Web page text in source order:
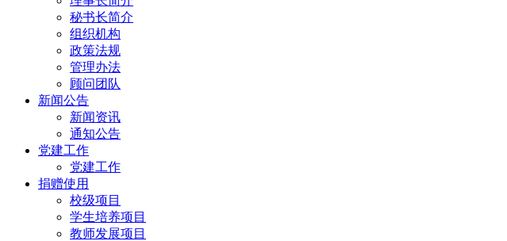
秘书长简介
组织机构
政策法规
管理办法
顾问团队
新闻公告
新闻资讯
通知公告
党建工作
党建工作
捐赠使用
校级项目
学生培养项目
教师发展项目